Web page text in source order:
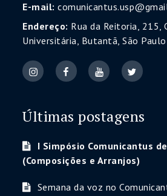
E-mail:
Endereço: Rua da Reitoria, 215,
Universitária, Butantã, São Paulo
Últimas postagens
I Simpósio Comunicantus
(Composições e Arranjos)
Semana da voz no